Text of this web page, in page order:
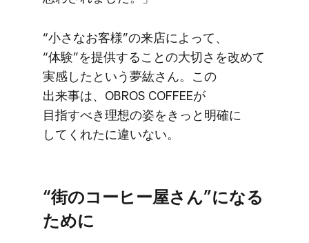
“小さな​お客様”の​来店に​よって、​
“体験”を​提供する​ことの​大切さを​改めて​
実感したと​いう​夢紘さん。​この​
出来事は、​OBROS COFFEEが​
目指すべき理想の​姿を​きっと​明確に​
してくれたに​違いない。
“街の​コーヒー屋さん”に​なる​
ために